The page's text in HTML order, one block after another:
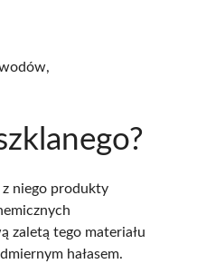
niego produkty
zaletą tego materiału
hałasem.